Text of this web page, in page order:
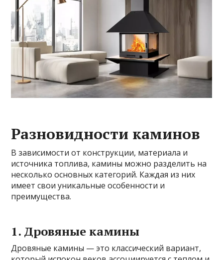
Разновидности каминов
В зависимости от конструкции, материала и
источника топлива, камины можно разделить на
несколько основных категорий. Каждая из них
имеет свои уникальные особенности и
преимущества.
1. Дровяные камины
Дровяные камины — это классический вариант,